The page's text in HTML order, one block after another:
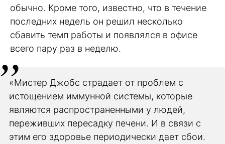
обычно. Кроме того, известно, что в течение
последних недель он решил несколько
сбавить темп работы и появлялся в офисе
всего пару раз в неделю.
«Мистер Джобс страдает от проблем с
истощением иммунной системы, которые
являются распространенными у людей,
переживших пересадку печени. И в связи с
этим его здоровье периодически дает сбои.